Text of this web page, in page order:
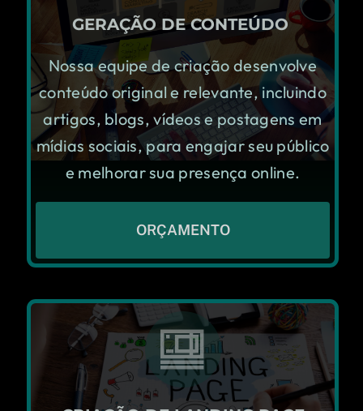
GERAÇÃO DE CONTEÚDO
Nossa equipe de criação desenvolve
conteúdo original e relevante, incluindo
artigos, blogs, vídeos e postagens em
mídias sociais, para engajar seu público
e melhorar sua presença online.
ORÇAMENTO